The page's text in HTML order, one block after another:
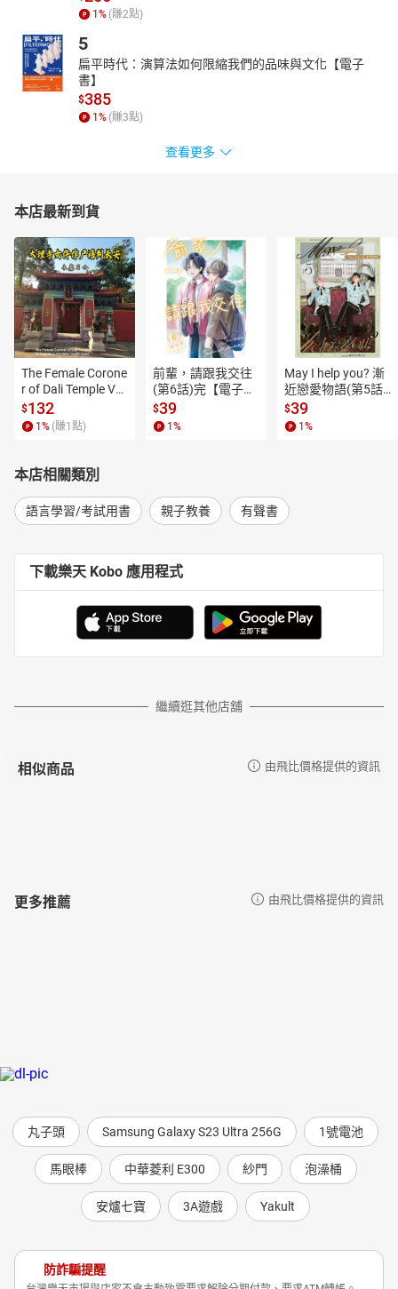
1% (賺2點)
5
扁平時代：演算法如何限縮我們的品味與文化【電子
書】
$385
1% (賺3點)
查看更多
本店最新到貨
The Female Corone
r of Dali Temple Vo
l.6【有聲書】
$132
1 % (賺1 點)
前輩，請跟我交往
(第6話)完【電子
書】
$39
1 %
May I help you? 漸
近戀愛物語(第5話)
【電子書】
$39
1 %
本店相關類別
語言學習/考試用書 親子教養 有聲書
下載樂天 Kobo 應用程式
繼續逛其他店舖
相似商品 由飛比價格提供的資訊
更多推薦 由飛比價格提供的資訊
丸子頭 Samsung Galaxy S23 Ultra 256G 1號電池
馬眼棒 中華菱利 E300 紗門 泡澡桶
安爐七寶 3A遊戲 Yakult
防詐騙提醒